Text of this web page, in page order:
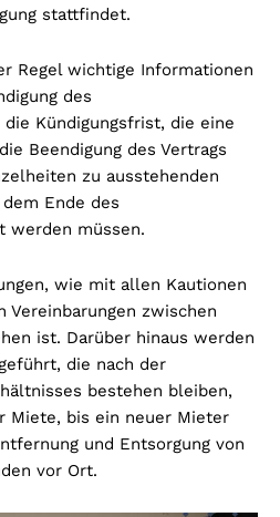
stattfindet.
Regel wichtige Informationen
des
Kündigungsfrist, die eine
Beendigung des Vertrags
zu ausstehenden
Ende des
werden müssen.
wie mit allen Kautionen
Vereinbarungen zwischen
ist. Darüber hinaus werden
die nach der
bestehen bleiben,
Miete, bis ein neuer Mieter
und Entsorgung von
vor Ort.